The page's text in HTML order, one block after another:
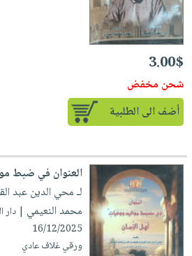
3.00$
شحن مخفض
أضف الى الطلبية
العنوان في ضبط
لـ محي الدين عبد
محمد النعيمي | دار
16/12/2025
ورقي غلاف عادي